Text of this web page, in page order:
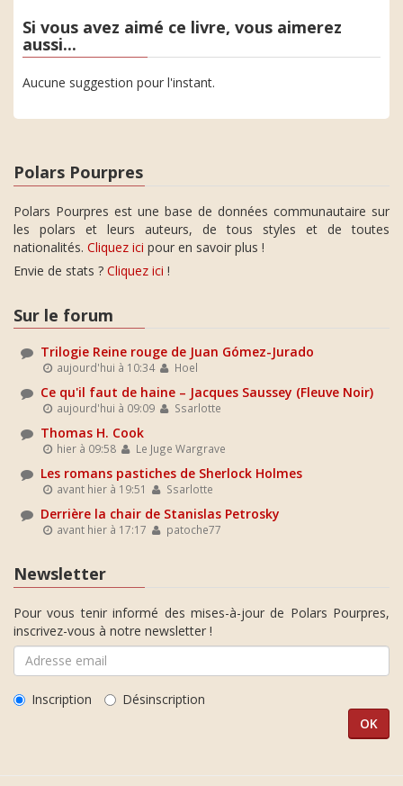
Si vous avez aimé ce livre, vous aimerez
aussi...
Aucune suggestion pour l'instant.
Polars Pourpres
Polars Pourpres est une base de données communautaire sur
les polars et leurs auteurs, de tous styles et de toutes
nationalités. Cliquez ici pour en savoir plus !
Envie de stats ? Cliquez ici !
Sur le forum
Trilogie Reine rouge de Juan Gómez-Jurado
aujourd'hui à 10:34 Hoel
Ce qu'il faut de haine – Jacques Saussey (Fleuve Noir)
aujourd'hui à 09:09 Ssarlotte
Thomas H. Cook
hier à 09:58 Le Juge Wargrave
Les romans pastiches de Sherlock Holmes
avant hier à 19:51 Ssarlotte
Derrière la chair de Stanislas Petrosky
avant hier à 17:17 patoche77
Newsletter
Pour vous tenir informé des mises-à-jour de Polars Pourpres,
inscrivez-vous à notre newsletter !
Inscription Désinscription